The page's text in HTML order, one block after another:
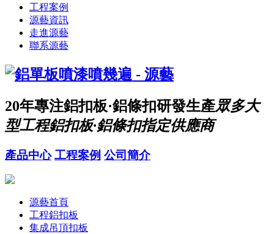
工程案例
源藝資訊
走進源藝
聯系源藝
20年專注鋁扣板·鋁條扣研發生產眾多大
型工程鋁扣板·鋁條扣指定供應商
產品中心 工程案例 公司簡介
源藝首頁
工程鋁扣板
集成吊頂扣板